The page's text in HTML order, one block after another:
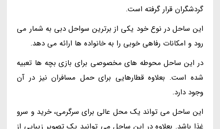
گردشگران قرار گرفته است.
این ساحل در نوع خود یکی از برترین سواحل دبی به شمار می
رود و امکانات رفاهی خوبی را به خانواده ها ارائه می دهد.
در این ساحل محوطه های مخصوصی برای بازی بچه ها تعبیه
شده است. بعلاوه قطارهایی برای حمل مسافران نیز در آن
وجود دارد.
این ساحل می تواند یک محل عالی برای سرگرمی، خرید و سرو
غذا باشد. بعلاوه در این ساحل می توانید یک تصویر زیبایی از